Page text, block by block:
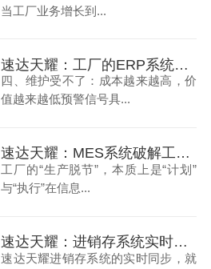
当工厂业务增长到...
速达天耀：工厂的ERP系统该升级的几个预警信号（下）
四、维护受不了：成本越来越高，价
值越来越低预警信号具...
速达天耀：MES系统破解工厂生产脱节问题
工厂的“生产脱节”，本质上是“计划”
与“执行”在信息...
速达天耀：进销存系统实时同步小店数据（上）
速达天耀进销存系统的实时同步，就